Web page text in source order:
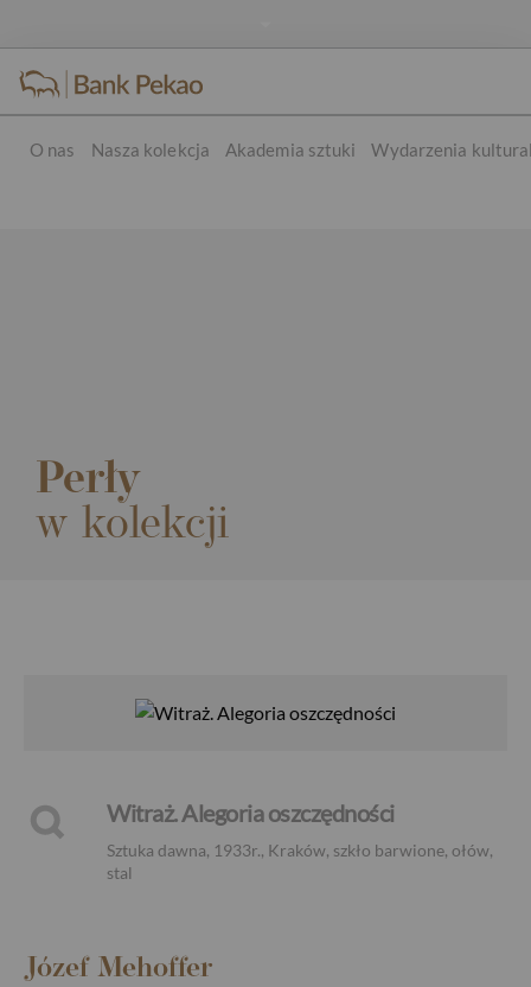
O nas Nasza kolekcja Akademia sztuki Wydarzenia
Perły
w kolekcji
Witraż. Alegoria oszczędności
Sztuka dawna, 1933r., Kraków, szkło barwione, ołów,
stal
Józef Mehoffer